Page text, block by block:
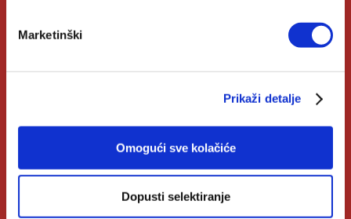
Marketinški
Prikaži detalje
Omogući sve kolačiće
Dopusti selektiranje
Autori
Biblioteke
Izdanja Verbum